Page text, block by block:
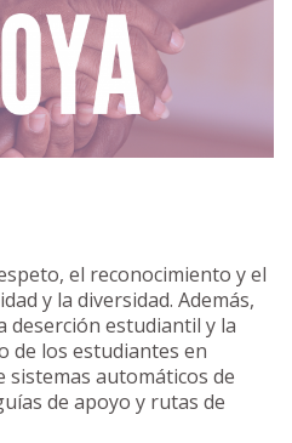
el reconocimiento y el
y la diversidad. Además,
deserción estudiantil y la
de los estudiantes en
sistemas automáticos de
de apoyo y rutas de